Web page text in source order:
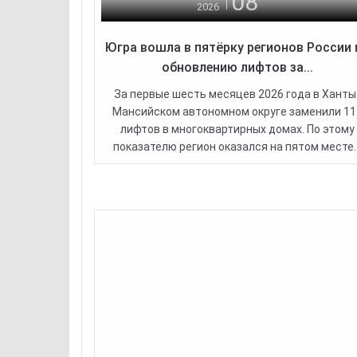
2026
Югра вошла в пятёрку регионов России
обновлению лифтов за...
За первые шесть месяцев 2026 года в
Мансийском автономном округе заменили
лифтов в многоквартирных домах. По этому
показателю регион оказался на пятом